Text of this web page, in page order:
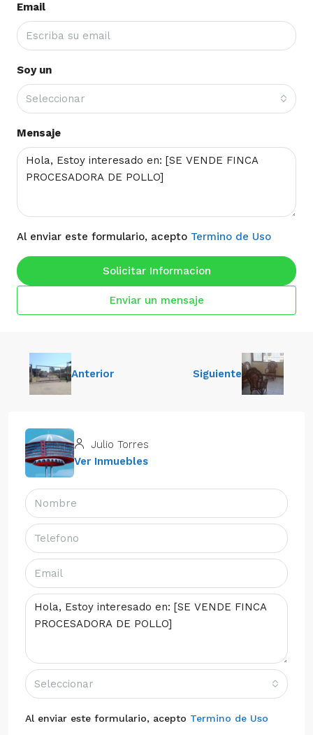
Email
Soy un
Seleccionar
Mensaje
Al enviar este formulario, acepto Termino de Uso
Solicitar Informacion
Enviar un mensaje
Anterior Siguiente
Julio Torres
Ver Inmuebles
Seleccionar
Al enviar este formulario, acepto Termino de Uso